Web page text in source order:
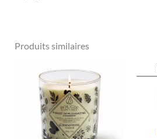
Produits similaires